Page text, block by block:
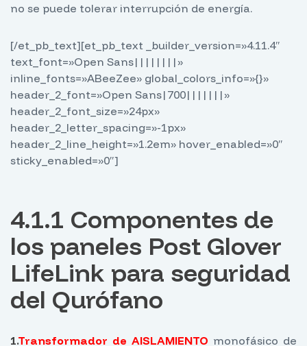
no se puede tolerar interrupción de energía.
[/et_pb_text][et_pb_text _builder_version=»4.11.4″
text_font=»Open Sans||||||||»
inline_fonts=»ABeeZee» global_colors_info=»{}»
header_2_font=»Open Sans|700|||||||»
header_2_font_size=»24px»
header_2_letter_spacing=»-1px»
header_2_line_height=»1.2em» hover_enabled=»0″
sticky_enabled=»0″]
4.1.1 Componentes de
los paneles Post Glover
LifeLink para seguridad
del Qurófano
1.Transformador de AISLAMIENTO monofásico de